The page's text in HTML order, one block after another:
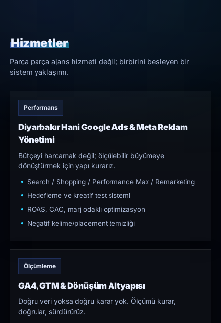
Hizmetler
Parça parça ajans hizmeti değil; birbirini besleyen bir
sistem yaklaşımı.
Performans
Diyarbakır Hani Google Ads & Meta Reklam
Yönetimi
Bütçeyi harcamak değil; ölçülebilir büyümeye
dönüştürmek için yapı kurarız.
Search / Shopping / Performance Max / Remarketing
Hedefleme ve kreatif test sistemi
ROAS, CAC, marj odaklı optimizasyon
Negatif kelime/placement temizliği
Ölçümleme
GA4, GTM & Dönüşüm Altyapısı
Doğru veri yoksa doğru karar yok. Ölçümü kurar,
doğrular, sürdürürüz.